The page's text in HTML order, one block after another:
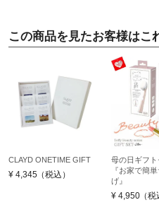
この商品を見たお客様はこ
CLAYD ONETIME GIFT
¥ 4,345（税込）
母の日ギフ
『お家で簡
げ』
¥ 4,950（税